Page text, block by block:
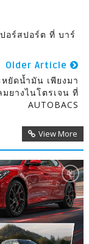
อร์สปอร์ต ที่ บาร์
Older Article
ยัดน้ำมัน เพียงมา
ยางไนโตรเจน ที่
AUTOBACS
View More